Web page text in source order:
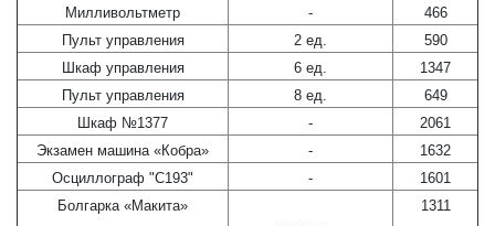
Милливольтметр
-
466
Пульт управления
2 ед.
590
Шкаф управления
6 ед.
1347
Пульт управления
8 ед.
649
Шкаф №1377
-
2061
Экзамен машина «Кобра»
-
1632
Осциллограф "С193"
-
1601
Болгарка «Макита»
1311